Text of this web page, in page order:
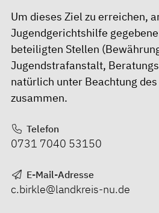
Um dieses Ziel zu erreichen,
Jugendgerichtshilfe
beteiligten Stellen
Jugendstrafanstalt,
natürlich unter Beachtung
zusammen.
Telefon
0731 7040 53150
E-Mail-Adresse
c.birkle@landkreis-nu.de